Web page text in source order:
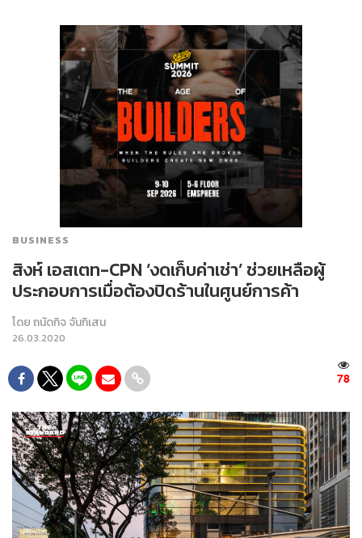
BUSINESS
สิงห์ เอสเตท-CPN ‘งดเก็บค่าเช่า’ ช่วยเหลือผู้
ประกอบการเมื่อต้องปิดร้านในศูนย์การค้า
โดยถนัดกิจ จันกิเสน
26.03.2020
78